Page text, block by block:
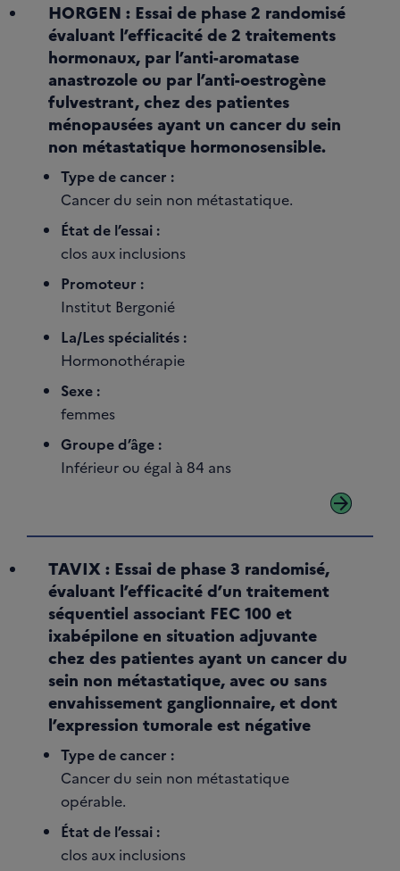
HORGEN : Essai de phase 2 randomisé
évaluant l’efficacité de 2 traitements
hormonaux, par l’anti-aromatase
anastrozole ou par l’anti-oestrogène
fulvestrant, chez des patientes
ménopausées ayant un cancer du sein
non métastatique hormonosensible.
Type de cancer :
Cancer du sein non métastatique.
État de l’essai :
clos aux inclusions
Promoteur :
Institut Bergonié
La/Les spécialités :
Hormonothérapie
Sexe :
femmes
Groupe d’âge :
Inférieur ou égal à 84 ans
arrow_forward
TAVIX : Essai de phase 3 randomisé,
évaluant l’efficacité d’un traitement
séquentiel associant FEC 100 et
ixabépilone en situation adjuvante
chez des patientes ayant un cancer du
sein non métastatique, avec ou sans
envahissement ganglionnaire, et dont
l’expression tumorale est négative
Type de cancer :
Cancer du sein non métastatique
opérable.
État de l’essai :
clos aux inclusions